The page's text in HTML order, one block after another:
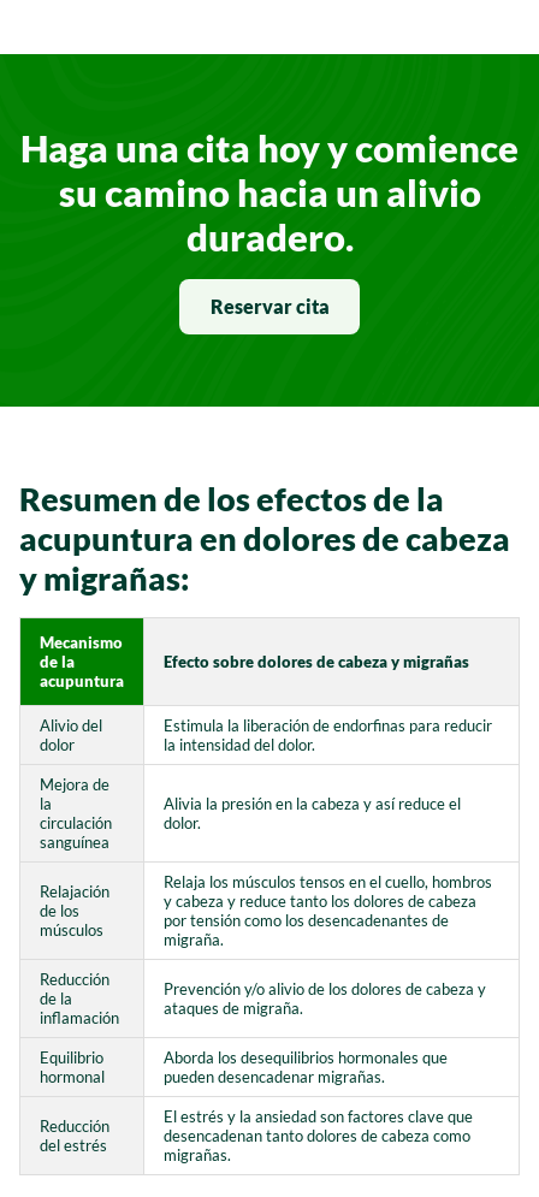
Haga una cita hoy y comience
su camino hacia un alivio
duradero.
Reservar cita
Resumen de los efectos de la
acupuntura en dolores de cabeza
y migrañas:
Mecanismo
de la
acupuntura
Efecto sobre dolores de cabeza y migrañas
Alivio del
dolor
Estimula la liberación de endorfinas para reducir
la intensidad del dolor.
Mejora de
la
circulación
sanguínea
Alivia la presión en la cabeza y así reduce el
dolor.
Relajación
de los
músculos
Relaja los músculos tensos en el cuello, hombros
y cabeza y reduce tanto los dolores de cabeza
por tensión como los desencadenantes de
migraña.
Reducción
de la
inflamación
Prevención y/o alivio de los dolores de cabeza y
ataques de migraña.
Equilibrio
hormonal
Aborda los desequilibrios hormonales que
pueden desencadenar migrañas.
Reducción
del estrés
El estrés y la ansiedad son factores clave que
desencadenan tanto dolores de cabeza como
migrañas.